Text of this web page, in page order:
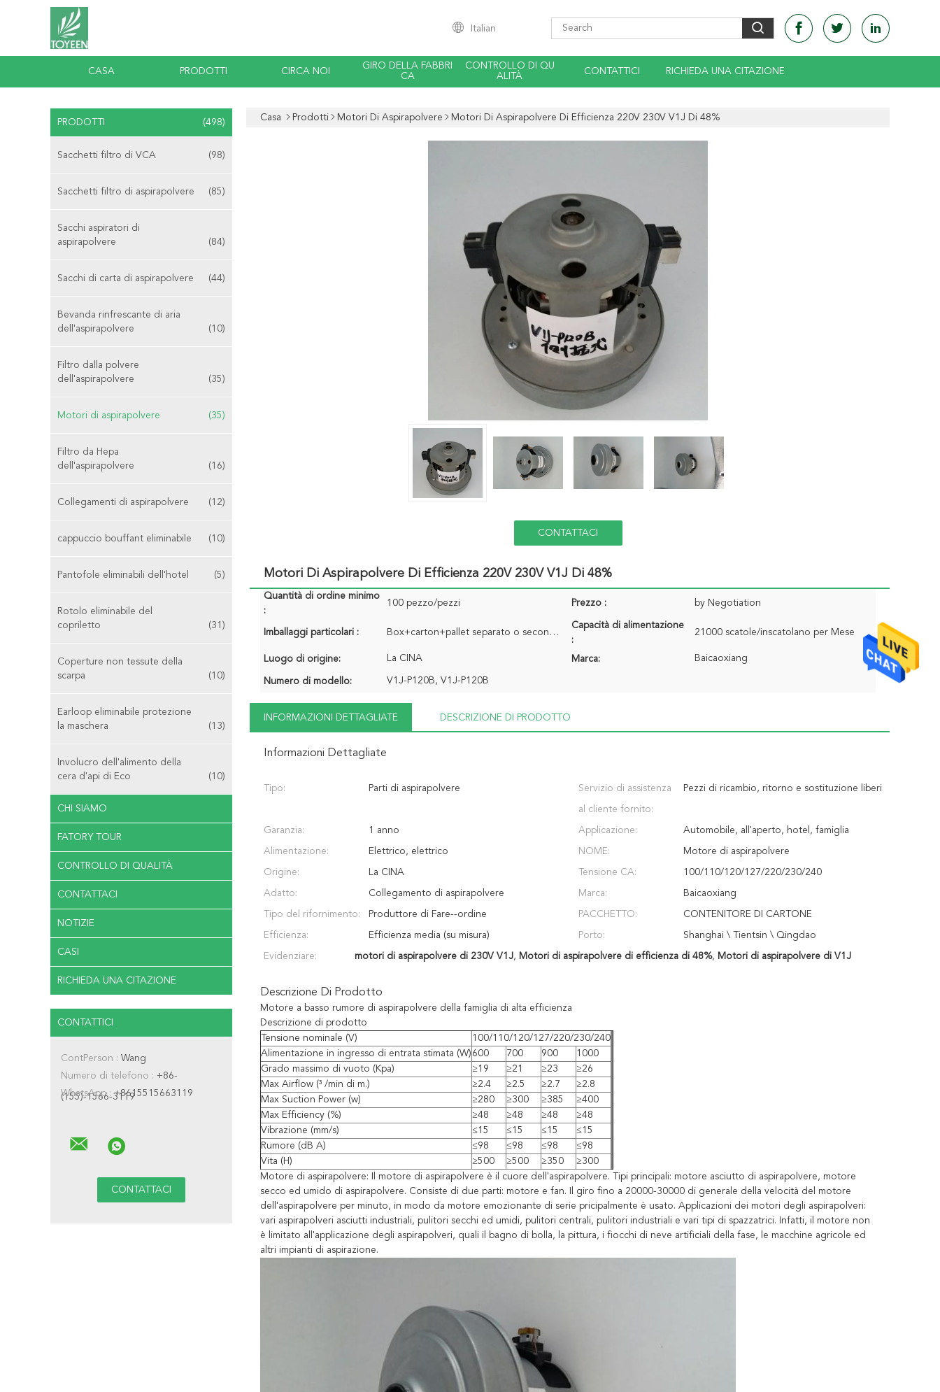
Italian
CASA PRODOTTI CIRCA NOI
GIRO DELLA FABBRI
CA
CONTROLLO DI QU
ALITÀ
CONTATTICI RICHIEDA UNA CITAZIONE
PRODOTTI (498)
Sacchetti filtro di VCA (98)
Sacchetti filtro di aspirapolvere (85)
Sacchi aspiratori di
aspirapolvere
(84)
Sacchi di carta di aspirapolvere (44)
Bevanda rinfrescante di aria
dell'aspirapolvere
(10)
Filtro dalla polvere
dell'aspirapolvere
(35)
Motori di aspirapolvere (35)
Filtro da Hepa
dell'aspirapolvere
(16)
Collegamenti di aspirapolvere (12)
cappuccio bouffant eliminabile (10)
Pantofole eliminabili dell'hotel (5)
Rotolo eliminabile del
copriletto
(31)
Coperture non tessute della
scarpa
(10)
Earloop eliminabile protezione
la maschera
(13)
Involucro dell'alimento della
cera d'api di Eco
(10)
CHI SIAMO
FATORY TOUR
CONTROLLO DI QUALITÀ
CONTATTACI
NOTIZIE
CASI
RICHIEDA UNA CITAZIONE
CONTATTICI
ContPerson : Wang
Numero di telefono : +86-
(155)-1566-3119
WhatsApp : +8615515663119
Casa Prodotti Motori Di Aspirapolvere Motori Di Aspirapolvere Di Efficienza 220V 230V V1J Di 48%
CONTATTACI
Motori Di Aspirapolvere Di Efficienza 220V 230V V1J Di 48%
Quantità di ordine minimo
:
100 pezzo/pezzi Prezzo : by Negotiation
Imballaggi particolari : Box+carton+pallet separato o secondo personalizzazione dell'utente
Capacità di alimentazione
:
21000 scatole/inscatolano per Mese
Luogo di origine: La CINA Marca: Baicaoxiang
Numero di modello: V1J-P120B, V1J-P120B
INFORMAZIONI DETTAGLIATE DESCRIZIONE DI PRODOTTO
Informazioni Dettagliate
Tipo: Parti di aspirapolvere Servizio di assistenza
al cliente fornito:
Pezzi di ricambio, ritorno e sostituzione liberi
Garanzia: 1 anno Applicazione: Automobile, all'aperto, hotel, famiglia
Alimentazione: Elettrico, elettrico NOME: Motore di aspirapolvere
Origine: La CINA Tensione CA: 100/110/120/127/220/230/240
Adatto: Collegamento di aspirapolvere Marca: Baicaoxiang
Tipo del rifornimento: Produttore di Fare--ordine PACCHETTO: CONTENITORE DI CARTONE
Efficienza: Efficienza media (su misura) Porto: Shanghai \ Tientsin \ Qingdao
Evidenziare: motori di aspirapolvere di 230V V1J, Motori di aspirapolvere di efficienza di 48%, Motori di aspirapolvere di V1J
Descrizione Di Prodotto
Motore a basso rumore di aspirapolvere della famiglia di alta efficienza
Descrizione di prodotto
Tensione nominale (V)
100/110/120/127/220/230/240
Alimentazione in ingresso di entrata stimata (W) 600 700 900
1000
Grado massimo di vuoto (Kpa)
≥19 ≥21 ≥23
≥26
Max Airflow (³ /min di m.)
≥2.4 ≥2.5 ≥2.7
≥2.8
Max Suction Power (w)
≥280 ≥300 ≥385
≥400
Max Efficiency (%)
≥48 ≥48 ≥48
≥48
Vibrazione (mm/s)
≤15 ≤15 ≤15
≤15
Rumore (dB A)
≤98 ≤98 ≤98
≤98
Vita (H)
≥500 ≥500 ≥350
≥300
Motore di aspirapolvere: Il motore di aspirapolvere è il cuore dell'aspirapolvere. Tipi principali: motore asciutto di aspirapolvere, motore
secco ed umido di aspirapolvere. Consiste di due parti: motore e fan. Il giro fino a 20000-30000 di generale della velocità del motore
dell'aspirapolvere per minuto, in modo da motore emozionante di serie pricipalmente è usato. Applicazioni dei motori degli aspirapolveri:
vari aspirapolveri asciutti industriali, pulitori secchi ed umidi, pulitori centrali, pulitori industriali e vari tipi di spazzatrici. Infatti, il motore non
è limitato all'applicazione degli aspirapolveri, quali il bagno di bolla, la pittura, i fiocchi di neve artificiali della fase, le macchine agricole ed
altri impianti di aspirazione.